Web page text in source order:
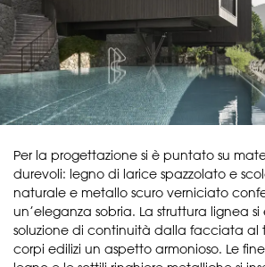
Per la progettazione si è puntato su
durevoli: legno di larice spazzolato e
naturale e metallo scuro verniciato
un’eleganza sobria. La struttura lignea si
soluzione di continuità dalla facciata al
corpi edilizi un aspetto armonioso. Le